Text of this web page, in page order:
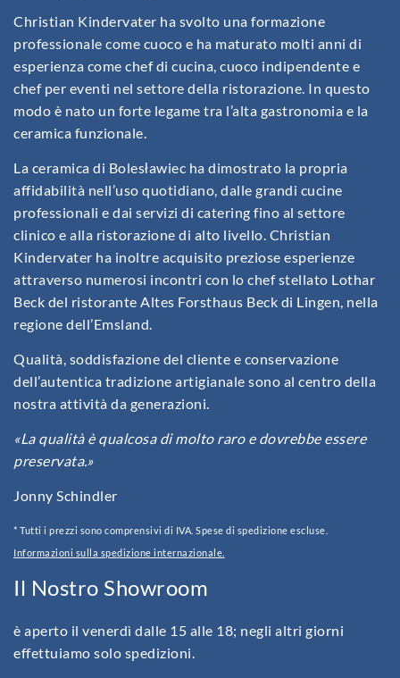
Christian Kindervater ha svolto una formazione
professionale come cuoco e ha maturato molti anni di
esperienza come chef di cucina, cuoco indipendente e
chef per eventi nel settore della ristorazione. In questo
modo è nato un forte legame tra l’alta gastronomia e la
ceramica funzionale.
La ceramica di Bolesławiec ha dimostrato la propria
affidabilità nell’uso quotidiano, dalle grandi cucine
professionali e dai servizi di catering fino al settore
clinico e alla ristorazione di alto livello. Christian
Kindervater ha inoltre acquisito preziose esperienze
attraverso numerosi incontri con lo chef stellato Lothar
Beck del ristorante Altes Forsthaus Beck di Lingen, nella
regione dell’Emsland.
Qualità, soddisfazione del cliente e conservazione
dell’autentica tradizione artigianale sono al centro della
nostra attività da generazioni.
«La qualità è qualcosa di molto raro e dovrebbe essere
preservata.»
Jonny Schindler
* Tutti i prezzi sono comprensivi di IVA. Spese di spedizione escluse.
Informazioni sulla spedizione internazionale.
Il Nostro Showroom
è aperto il venerdì dalle 15 alle 18; negli altri giorni
effettuiamo solo spedizioni.